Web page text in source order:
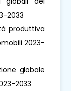
2033
produttiva
2023-
globale
2033